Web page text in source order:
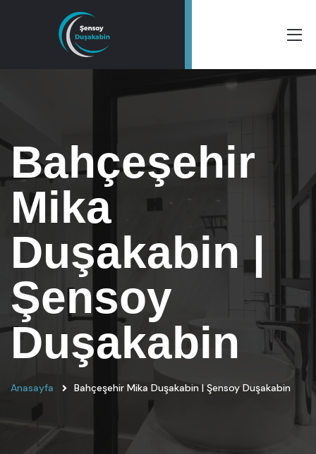
Bahçeşehir
Mika
Duşakabin |
Şensoy
Duşakabin
Anasayfa Bahçeşehir Mika Duşakabin | Şensoy Duşakabin